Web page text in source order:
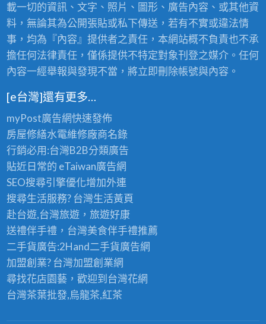
載一切的資訊、文字、照片、圖形、廣告內容、或其他資
料，無論其為公開張貼或私下傳送，若有不實或違法情
事，均為『內容』提供者之責任，本網站概不負責也不承
擔任何法律責任，僅係提供不特定對象刊登之媒介。任何
內容一經舉報與發現不當，將立即刪除帳號與內容。
[e台灣]還有更多…
myPost廣告網快速發佈
房屋修繕水電維修廠商名錄
行銷必用:台灣B2B分類廣告
貼近日常的 eTaiwan廣告網
SEO搜尋引擎優化增加外連
搜尋生活服務? 台灣生活黃頁
赴台遊,台灣旅遊，旅遊好康
送禮伴手禮，台灣美食伴手禮推薦
二手貨廣告:2Hand二手貨廣告網
加盟創業? 台灣加盟創業網
尋找花店園藝，歡迎到 台灣花網
台灣茶葉批發,烏龍茶,紅茶